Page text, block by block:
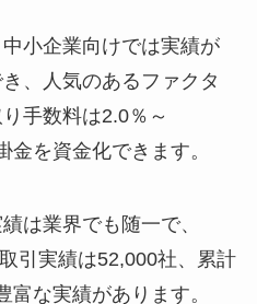
小企業向けでは実績が
、人気のあるファクタ
手数料は2.0％～
を資金化できます。
は業界でも随一で、
引実績は52,000社、累計
な実績があります。